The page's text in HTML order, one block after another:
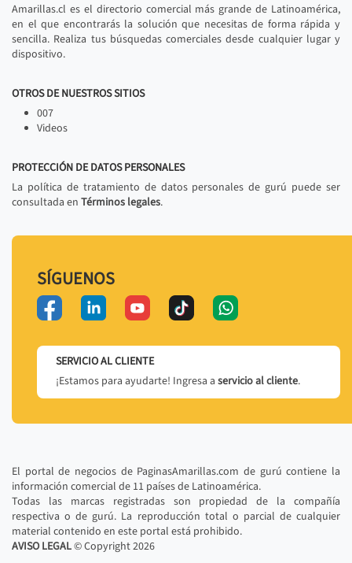
Amarillas.cl es el directorio comercial más grande de Latinoamérica,
en el que encontrarás la solución que necesitas de forma rápida y
sencilla. Realiza tus búsquedas comerciales desde cualquier lugar y
dispositivo.
OTROS DE NUESTROS SITIOS
007
Videos
PROTECCIÓN DE DATOS PERSONALES
La política de tratamiento de datos personales de gurú puede ser
consultada en Términos legales.
SÍGUENOS
SERVICIO AL CLIENTE
¡Estamos para ayudarte! Ingresa a servicio al cliente.
El portal de negocios de PaginasAmarillas.com de gurú contiene la
información comercial de 11 países de Latinoamérica.
Todas las marcas registradas son propiedad de la compañía
respectiva o de gurú. La reproducción total o parcial de cualquier
material contenido en este portal está prohibido.
AVISO LEGAL© Copyright2026